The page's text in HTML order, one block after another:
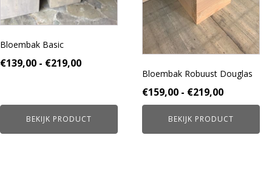
Bloembak Basic
€139,00 - €219,00Prijsklasse:
€219,00
BEKIJK PRODUCT
gekozen
op
de
Bloembak Robuust Douglas
€159,00 - €219,00
€159,00
tot
€219,00
BEKIJK PRODUCT
kan
gekozen
worden
op
productpagina